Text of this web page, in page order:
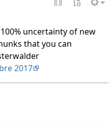
uncertainty of new
that you can
2017